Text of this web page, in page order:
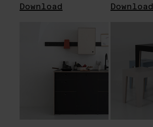
Download Download